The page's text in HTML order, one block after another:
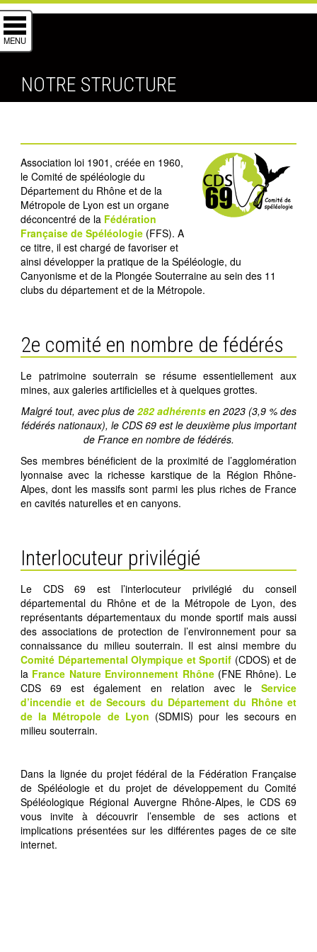
MENU
NOTRE STRUCTURE
Association loi 1901, créée en 1960,
le Comité de spéléologie du
Département du Rhône et de la
Métropole de Lyon est un organe
déconcentré de la Fédération
Française de Spéléologie (FFS). A
ce titre, il est chargé de favoriser et
ainsi développer la pratique de la Spéléologie, du
Canyonisme et de la Plongée Souterraine au sein des 11
clubs du département et de la Métropole.
2e comité en nombre de fédérés
Le patrimoine souterrain se résume essentiellement aux
mines, aux galeries artificielles et à quelques grottes.
Malgré tout, avec plus de 282 adhérentsen 2023 (3,9 % des
fédérés nationaux), le CDS 69 est le deuxième plus important
de France en nombre de fédérés.
Ses membres bénéficient de la proximité de l’agglomération
lyonnaise avec la richesse karstique de la Région Rhône-
Alpes, dont les massifs sont parmi les plus riches de France
en cavités naturelles et en canyons.
Interlocuteur privilégié
Le CDS 69 est l’interlocuteur privilégié du conseil
départemental du Rhône et de la Métropole de Lyon, des
représentants départementaux du monde sportif mais aussi
des associations de protection de l’environnement pour sa
connaissance du milieu souterrain. Il est ainsi membre du
Comité Départemental Olympique et Sportif (CDOS) et de
la France Nature Environnement Rhône(FNE Rhône). Le
CDS 69 est également en relation avec le Service
d’incendie et de Secours du Département du Rhône et
de la Métropole de Lyon (SDMIS) pour les secours en
milieu souterrain.
Dans la lignée du projet fédéral de la Fédération Française
de Spéléologie et du projet de développement du Comité
Spéléologique Régional Auvergne Rhône-Alpes, le CDS 69
vous invite à découvrir l’ensemble de ses actions et
implications présentées sur les différentes pages de ce site
internet.